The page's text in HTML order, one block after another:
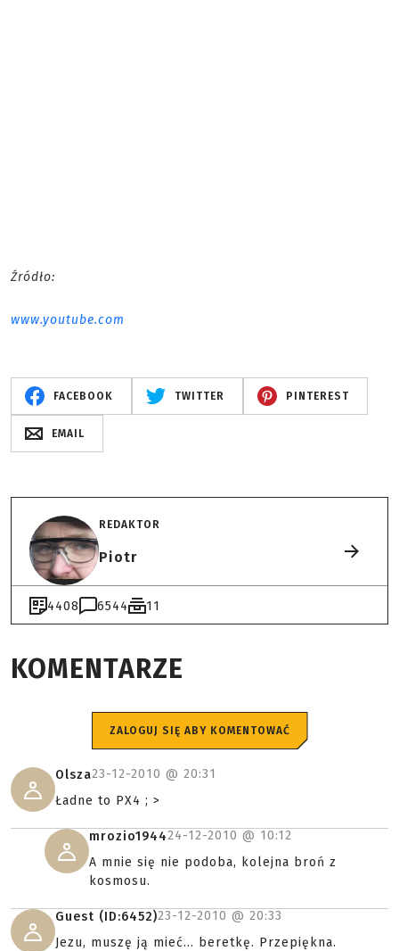
Źródło:
www.youtube.com
FACEBOOK TWITTER PINTEREST
EMAIL
REDAKTOR
Piotr
4408 6544 11
KOMENTARZE
ZALOGUJ SIĘ ABY KOMENTOWAĆ
Olsza23-12-2010 @ 20:31
Ładne to PX4 ; >
mrozio194424-12-2010 @ 10:12
A mnie się nie podoba, kolejna broń z
kosmosu.
Guest (ID:6452)23-12-2010 @ 20:33
Jezu, muszę ją mieć... beretkę. Przepiękna.